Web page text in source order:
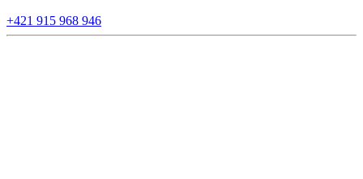
+421 915 968 946